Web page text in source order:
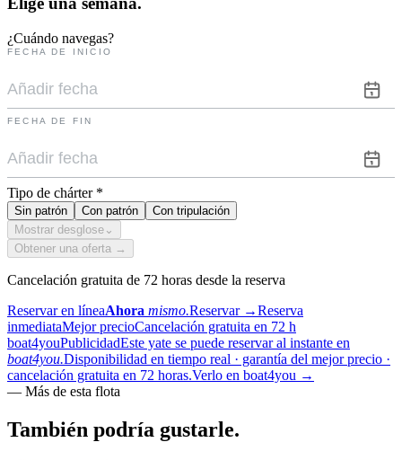
¿Cuándo navegas?
FECHA DE INICIO
FECHA DE FIN
Tipo de chárter *
Sin patrón Con patrón
Con tripulación
Mostrar desglose ⌄
Obtener una oferta →
Cancelación gratuita de 72 horas desde la reserva
Reservar en líneaAhora mismo.Reservar →Reserva
inmediataMejor precioCancelación gratuita en 72 h
boat4youPublicidadEste yate se puede reservar al instante en
boat4you.Disponibilidad en tiempo real · garantía del mejor precio ·
cancelación gratuita en 72 horas.Verlo en boat4you →
— Más de esta flota
También podría gustarle.